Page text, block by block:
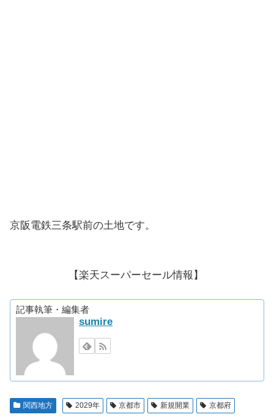
京阪電鉄三条駅前の土地です。
【楽天スーパーセール情報】
記事執筆・編集者
sumire
関西地方 2029年 京都市 新規開業 京都府